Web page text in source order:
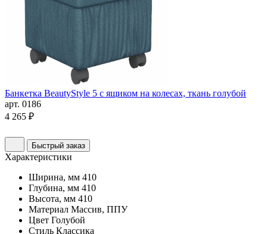
Банкетка BeautyStyle 5 с ящиком на колесах, ткань голубой
арт. 0186
4 265 ₽
Быстрый заказ
Характеристики
Ширина, мм 410
Глубина, мм 410
Высота, мм 410
Материал Массив, ППУ
Цвет Голубой
Стиль Классика